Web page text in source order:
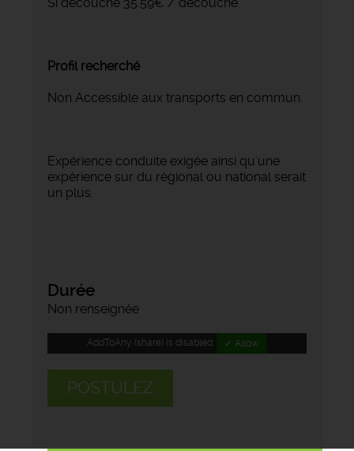
Profil recherché
Non Accessible aux transports en commun.
Expérience conduite exigée ainsi qu'une
expérience sur du régional ou national serait
un plus.
Durée
Non renseignée
AddToAny (share) is disabled. ✓ Allow
POSTULEZ